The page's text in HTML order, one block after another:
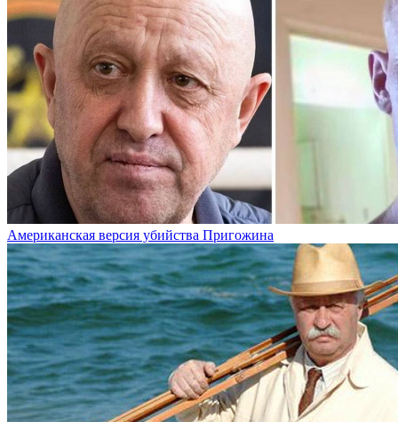
Американская версия убийства Пригожина